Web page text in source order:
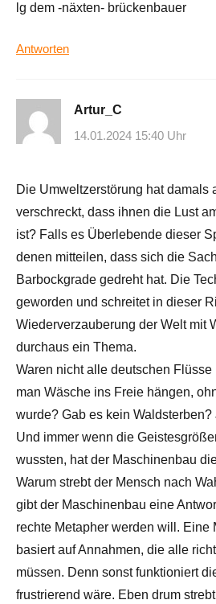
lg dem -näxten- brückenbauer
Antworten
Artur_C
14.01.2024 15:40 Uhr
Die Umweltzerstörung hat damals
verschreckt, dass ihnen die Lust
ist? Falls es Überlebende dieser
denen mitteilen, dass sich die
Barbockgrade gedreht hat. Die
geworden und schreitet in dieser
Wiederverzauberung der Welt mit
durchaus ein Thema.
Waren nicht alle deutschen
man Wäsche ins Freie hängen,
wurde? Gab es kein Waldsterben?
Und immer wenn die
wussten, hat der Maschinenbau
Warum strebt der Mensch nach
gibt der Maschinenbau eine
rechte Metapher werden will. Eine
basiert auf Annahmen, die alle
müssen. Denn sonst funktioniert
frustrierend wäre. Eben drum